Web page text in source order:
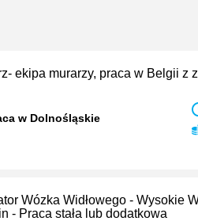
ekipa murarzy, praca w Belgii z
w Dolnośląskie
Wózka Widłowego - Wysokie
- Praca stała lub dodatkowa